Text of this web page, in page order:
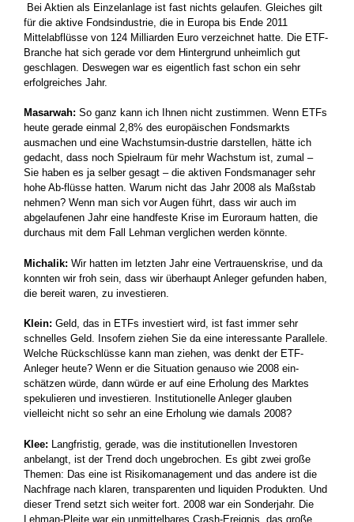
Bei Aktien als Einzelanlage ist fast nichts gelaufen. Gleiches gilt
für die aktive Fondsindustrie, die in Europa bis Ende 2011
Mittelabflüsse von 124 Milliarden Euro verzeichnet hatte. Die ETF-
Branche hat sich gerade vor dem Hintergrund unheimlich gut
geschlagen. Deswegen war es eigentlich fast schon ein sehr
erfolgreiches Jahr.
Masarwah: So ganz kann ich Ihnen nicht zustimmen. Wenn ETFs
heute gerade einmal 2,8% des europäischen Fondsmarkts
ausmachen und eine Wachstumsin-dustrie darstellen, hätte ich
gedacht, dass noch Spielraum für mehr Wachstum ist, zumal –
Sie haben es ja selber gesagt – die aktiven Fondsmanager sehr
hohe Ab-flüsse hatten. Warum nicht das Jahr 2008 als Maßstab
nehmen? Wenn man sich vor Augen führt, dass wir auch im
abgelaufenen Jahr eine handfeste Krise im Euroraum hatten, die
durchaus mit dem Fall Lehman verglichen werden könnte.
Michalik: Wir hatten im letzten Jahr eine Vertrauenskrise, und da
konnten wir froh sein, dass wir überhaupt Anleger gefunden haben,
die bereit waren, zu investieren.
Klein: Geld, das in ETFs investiert wird, ist fast immer sehr
schnelles Geld. Insofern ziehen Sie da eine interessante Parallele.
Welche Rückschlüsse kann man ziehen, was denkt der ETF-
Anleger heute? Wenn er die Situation genauso wie 2008 ein-
schätzen würde, dann würde er auf eine Erholung des Marktes
spekulieren und investieren. Institutionelle Anleger glauben
vielleicht nicht so sehr an eine Erholung wie damals 2008?
Klee: Langfristig, gerade, was die institutionellen Investoren
anbelangt, ist der Trend doch ungebrochen. Es gibt zwei große
Themen: Das eine ist Risikomanagement und das andere ist die
Nachfrage nach klaren, transparenten und liquiden Produkten. Und
dieser Trend setzt sich weiter fort. 2008 war ein Sonderjahr. Die
Lehman-Pleite war ein unmittelbares Crash-Ereignis, das große